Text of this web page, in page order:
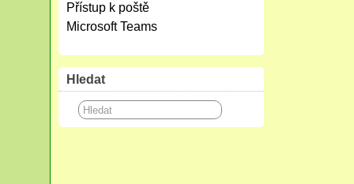
Přístup k poště
Microsoft Teams
Hledat